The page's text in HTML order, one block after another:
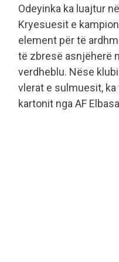
Odeyinka ka luajtur
Kryesuesit e
element për të
të zbresë asnjëherë
verdheblu. Nëse
vlerat e sulmuesit,
kartonit nga AF